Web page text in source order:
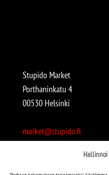
Hallinnoi
Stupido Market
Porthaninkatu 4
00530 Helsinki
market@stupido.fi